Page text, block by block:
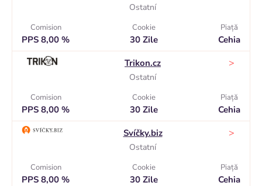
Ostatní
Comision
PPS 8,00 %
Cookie
30 Zile
Piaţă
Cehia
Trikon.cz
Ostatní
>
Comision
PPS 8,00 %
Cookie
30 Zile
Piaţă
Cehia
Svíčky.biz
Ostatní
>
Comision
PPS 8,00 %
Cookie
30 Zile
Piaţă
Cehia